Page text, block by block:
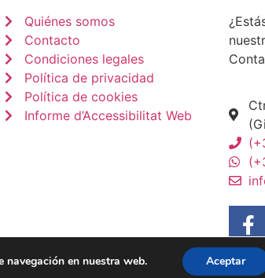
Quiénes somos
Contacto
Condiciones legales
Política de privacidad
Política de cookies
Informe d’Accessibilitat Web
en nuestra web. Aceptar